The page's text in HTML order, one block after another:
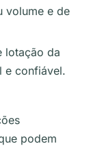
volume e de
lotação da
e confiável.
podem